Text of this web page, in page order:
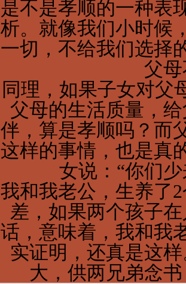
是不是孝顺的一种表
析。就像我们小时候
一切，不给我们选择
父
同理，如果子女对父
父母的生活质量，
伴，算是孝顺吗？而
这样的事情，也是真
女说：“你们
我和我老公，生养了
差，如果两个孩子
话，意味着，我和我
实证明，还真是这
大，供两兄弟念